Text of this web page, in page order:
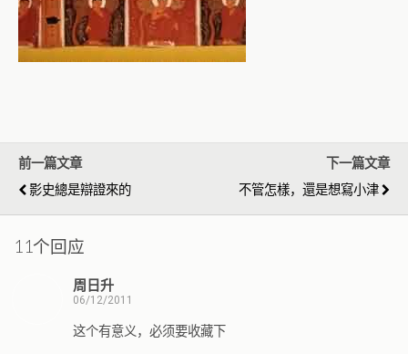
前一篇文章
影史總是辯證來的
下一篇文章
不管怎樣，還是想寫小津
11个回应
周日升
06/12/2011
这个有意义，必须要收藏下